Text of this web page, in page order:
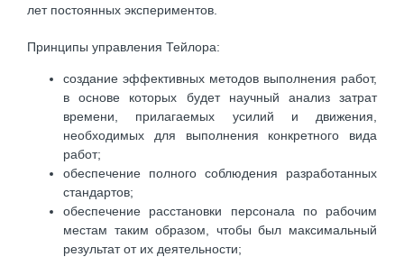
лет постоянных экспериментов.
Принципы управления Тейлора:
создание эффективных методов выполнения работ,
в основе которых будет научный анализ затрат
времени, прилагаемых усилий и движения,
необходимых для выполнения конкретного вида
работ;
обеспечение полного соблюдения разработанных
стандартов;
обеспечение расстановки персонала по рабочим
местам таким образом, чтобы был максимальный
результат от их деятельности;